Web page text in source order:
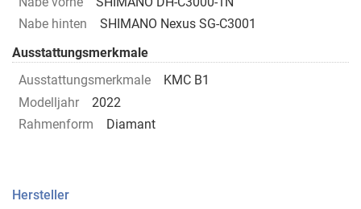
Nabe hinten
SHIMANO Nexus SG-C3001
Ausstattungsmerkmale
Ausstattungsmerkmale
KMC B1
Modelljahr
2022
Rahmenform
Diamant
Hersteller